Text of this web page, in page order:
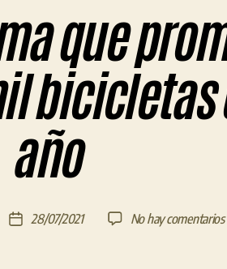
que
año
Fecha28/07/2021 No hay comentariosen